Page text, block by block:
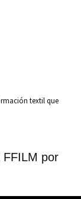
textil que
FFILM por